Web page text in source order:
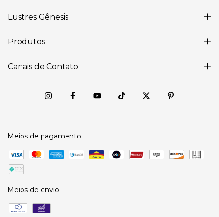
Lustres Gênesis
Produtos
Canais de Contato
Meios de pagamento
Meios de envio